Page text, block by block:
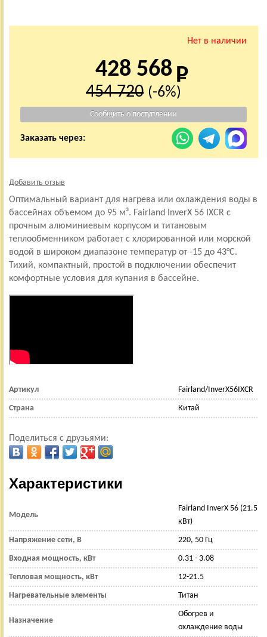
Нет в наличии
428 568
454 720 (-6%)
Заказать через:
Добавить отзыв
Оптимальный вариант для нагрева или охлаждения воды в
бассейнах объемом до 95 м³. Fairland InverX 56 IXCR c
прочным алюминиевым корпусом и титановым
теплообменником работает с хлорированной или морской
водой в широком диапазоне температур от -15 до 43°C.
Тихий, компактный, простой в подключении обеспечит
комфортные условия для купания в бассейне.
Артикул Fairland/InverX56IXCR
Страна Китай
Поделиться с друзьями:
Характеристики
Модель
Fairland InverX 56 (21.5
кВт)
Напряжение сети, В 220, 50 Гц
Входная мощность, кВт 0.31 - 3.08
Тепловая мощность, кВт 12-21.5
Нагревательные элементы Титан
Назначение
Обогрев и
охлаждение воды